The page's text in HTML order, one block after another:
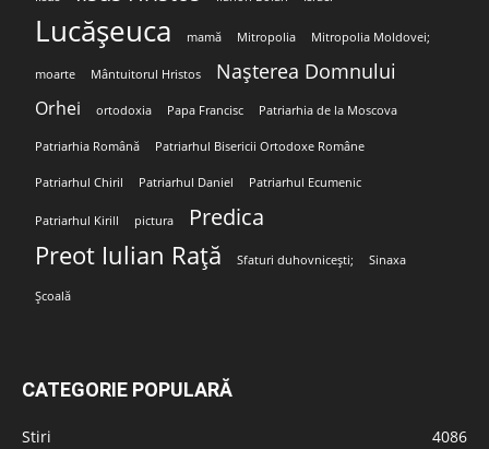
Lucășeuca mamă Mitropolia Mitropolia Moldovei;
moarte Mântuitorul Hristos Nașterea Domnului
Orhei ortodoxia Papa Francisc Patriarhia de la Moscova
Patriarhia Română Patriarhul Bisericii Ortodoxe Române
Patriarhul Chiril Patriarhul Daniel Patriarhul Ecumenic
Patriarhul Kirill pictura Predica
Preot Iulian Rață Sfaturi duhovnicești; Sinaxa
Școală
CATEGORIE POPULARĂ
Stiri
4086